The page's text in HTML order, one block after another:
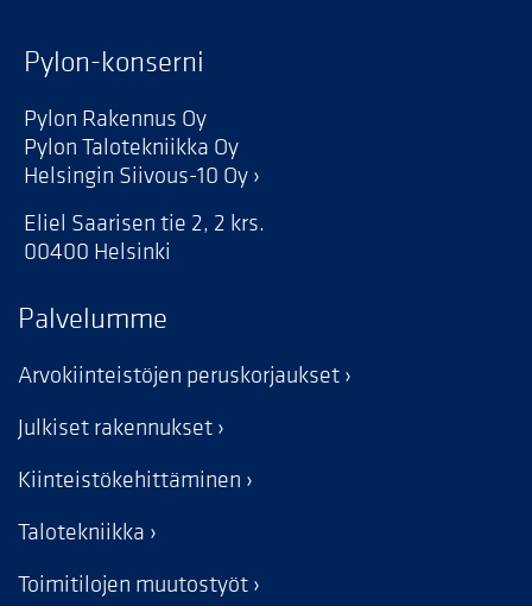
Pylon-konserni
Pylon Rakennus Oy
Pylon Talotekniikka Oy
Helsingin Siivous-10 Oy
Eliel Saarisen tie 2, 2 krs.
00400 Helsinki
Palvelumme
Arvokiinteistöjen peruskorjaukset
Julkiset rakennukset
Kiinteistökehittäminen
Talotekniikka
Toimitilojen muutostyöt